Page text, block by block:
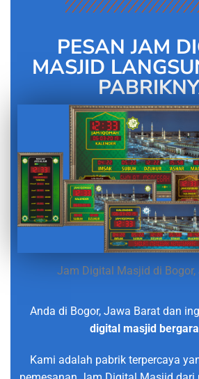
PESAN JAM
MASJID
Jam Digital Masjid di
Anda di Bogor, Jawa Barat dan
digital masjid
Kami adalah pabrik terpercaya